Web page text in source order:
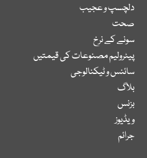
دلچسپ و عجیب
صحت
سونے کے نرخ
پیٹرولیم مصنوعات کی قیمتیں
سائنس و ٹیکنالوجی
بلاگ
بزنس
ویڈیوز
جرائم